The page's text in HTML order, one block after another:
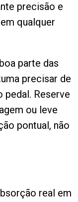
precisão e
qualquer
parte das
precisar de
pedal. Reserve
ou leve
pontual, não
real em